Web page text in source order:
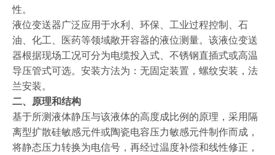
性。
液位变送器广泛应用于水利、环保、工业过程控制、石
油、化工、医药等领域敞开容器的液位测量。该液位变送
器根据现场工况可分为电缆投入式、不锈钢直插式或高温
导压管式可选。安装方法为：无固定装置，螺纹安装，法
兰安装。
二、原理和结构
基于所测液体静压与该液体的高度成比例的原理，采用隔
离型扩散硅敏感元件或陶瓷电容压力敏感元件制作而成，
将静态压力转换为电信号，再经过温度补偿和线性修正，